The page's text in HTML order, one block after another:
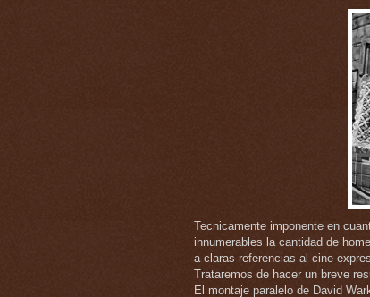
Tecnicamente imponente en
innumerables la cantidad de
a claras referencias al cine
Trataremos de hacer un breve
El montaje paralelo de David